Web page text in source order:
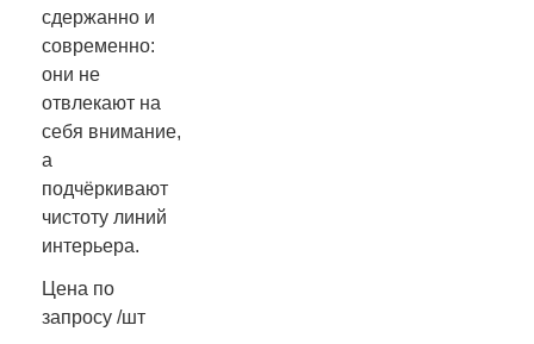
сдержанно и
современно:
они не
отвлекают на
себя внимание,
а
подчёркивают
чистоту линий
интерьера.
Цена по
запросу /шт